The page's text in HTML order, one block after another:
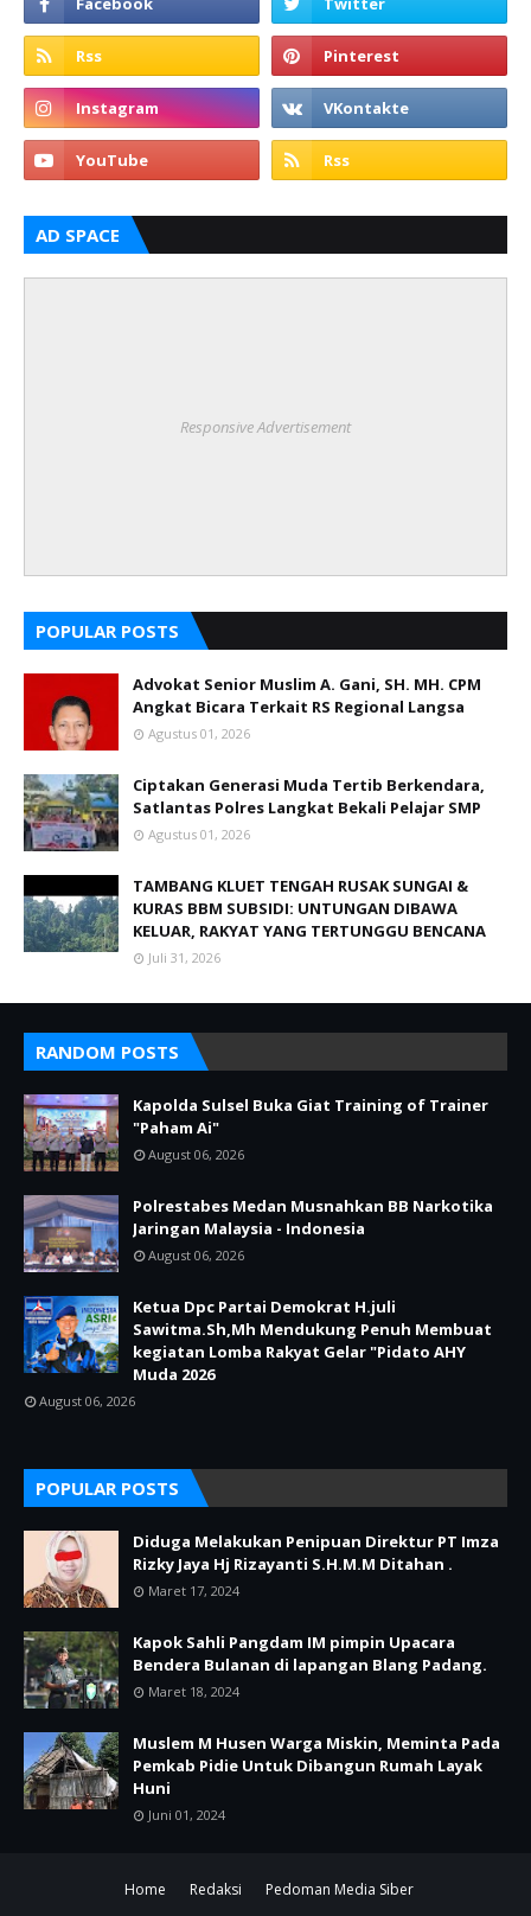
AD SPACE
Responsive Advertisement
POPULAR POSTS
Advokat Senior Muslim A. Gani, SH. MH. CPM
Angkat Bicara Terkait RS Regional Langsa
Agustus 01, 2026
Ciptakan Generasi Muda Tertib Berkendara,
Satlantas Polres Langkat Bekali Pelajar SMP
Agustus 01, 2026
TAMBANG KLUET TENGAH RUSAK SUNGAI &
KURAS BBM SUBSIDI: UNTUNGAN DIBAWA
KELUAR, RAKYAT YANG TERTUNGGU BENCANA
Juli 31, 2026
RANDOM POSTS
Kapolda Sulsel Buka Giat Training of Trainer
"Paham Ai"
August 06, 2026
Polrestabes Medan Musnahkan BB Narkotika
Jaringan Malaysia - Indonesia
August 06, 2026
Ketua Dpc Partai Demokrat H.juli
Sawitma.Sh,Mh Mendukung Penuh Membuat
kegiatan Lomba Rakyat Gelar "Pidato AHY
Muda 2026
August 06, 2026
POPULAR POSTS
Diduga Melakukan Penipuan Direktur PT Imza
Rizky Jaya Hj Rizayanti S.H.M.M Ditahan .
Maret 17, 2024
Kapok Sahli Pangdam IM pimpin Upacara
Bendera Bulanan di lapangan Blang Padang.
Maret 18, 2024
Muslem M Husen Warga Miskin, Meminta Pada
Pemkab Pidie Untuk Dibangun Rumah Layak
Huni
Juni 01, 2024
Home Redaksi Pedoman Media Siber